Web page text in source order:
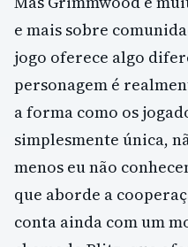
e mais sobre
jogo oferece algo
personagem é
a forma como os
simplesmente única,
menos eu não
que aborde a
conta ainda com um